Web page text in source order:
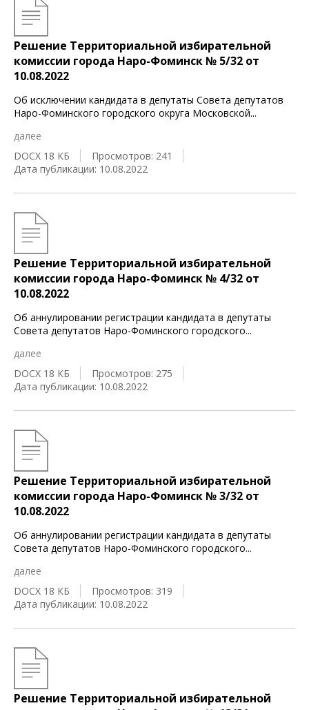
Решение Территориальной избирательной
комиссии города Наро-Фоминск № 5/32 от
10.08.2022
Об исключении кандидата в депутаты Совета депутатов
Наро-Фоминского городского округа Московской...
далее
DOCX 18 КБ
Просмотров: 241
Дата публикации: 10.08.2022
Решение Территориальной избирательной
комиссии города Наро-Фоминск № 4/32 от
10.08.2022
Об аннулировании регистрации кандидата в депутаты
Совета депутатов Наро-Фоминского городского...
далее
DOCX 18 КБ
Просмотров: 275
Дата публикации: 10.08.2022
Решение Территориальной избирательной
комиссии города Наро-Фоминск № 3/32 от
10.08.2022
Об аннулировании регистрации кандидата в депутаты
Совета депутатов Наро-Фоминского городского...
далее
DOCX 18 КБ
Просмотров: 319
Дата публикации: 10.08.2022
Решение Территориальной избирательной